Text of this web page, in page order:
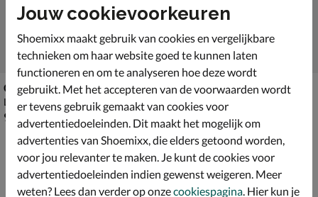
Clarks Courtlite 2 Lo
Lage sneakers - groen
€ 99,99
99
Clarks Mullan Moc
Lage sneakers - blauw
119
Jouw cookievoorkeuren
Shoemixx maakt gebruik van cookies en vergelijkbare
technieken om haar website goed te kunnen laten
functioneren en om te analyseren hoe deze wordt
gebruikt. Met het accepteren van de voorwaarden wordt
er tevens gebruik gemaakt van cookies voor
advertentiedoeleinden. Dit maakt het mogelijk om
advertenties van Shoemixx, die elders getoond worden,
voor jou relevanter te maken. Je kunt de cookies voor
advertentiedoeleinden indien gewenst weigeren. Meer
weten? Lees dan verder op onzecookiespagina. Hier kun je